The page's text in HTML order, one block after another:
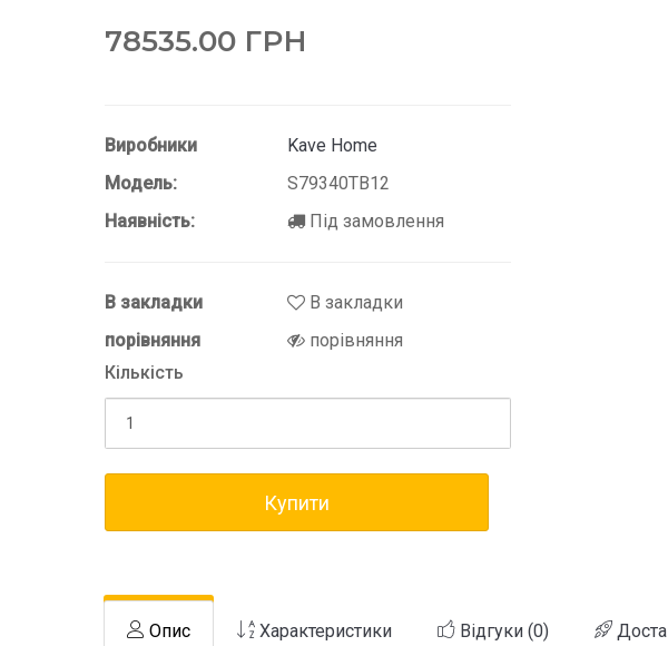
78535.00 ГРН
Виробники
Kave Home
Модель:
S79340TB12
Наявність:
Під замовлення
В закладки
В закладки
порівняння
порівняння
Кількість
Купити
Опис Характеристики Відгуки (0)